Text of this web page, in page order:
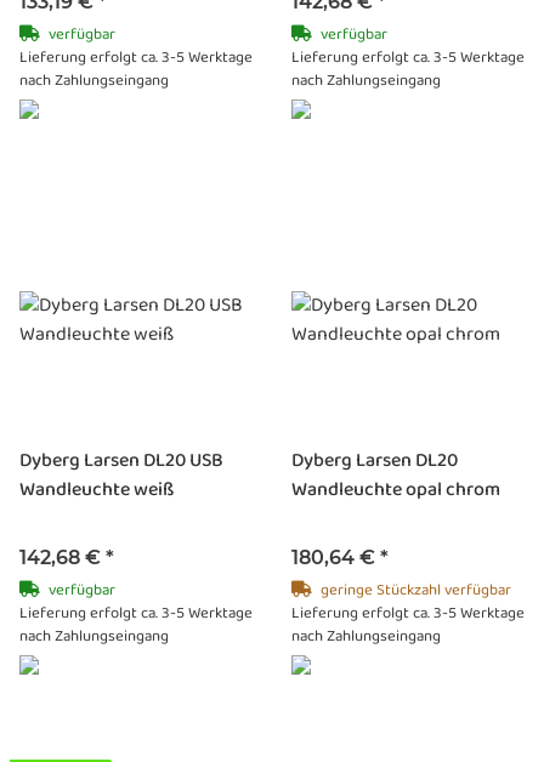
verfügbar
Lieferung erfolgt ca. 3-5 Werktage
nach Zahlungseingang
verfügbar
Lieferung erfolgt ca. 3-5 Werktage
nach Zahlungseingang
Dyberg Larsen DL20 USB
Wandleuchte weiß
142,68 € *
verfügbar
Lieferung erfolgt ca. 3-5 Werktage
nach Zahlungseingang
Dyberg Larsen DL20
Wandleuchte opal chrom
180,64 € *
geringe Stückzahl verfügbar
Lieferung erfolgt ca. 3-5 Werktage
nach Zahlungseingang